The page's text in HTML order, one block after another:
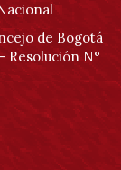
de Bogotá
Resolución N°